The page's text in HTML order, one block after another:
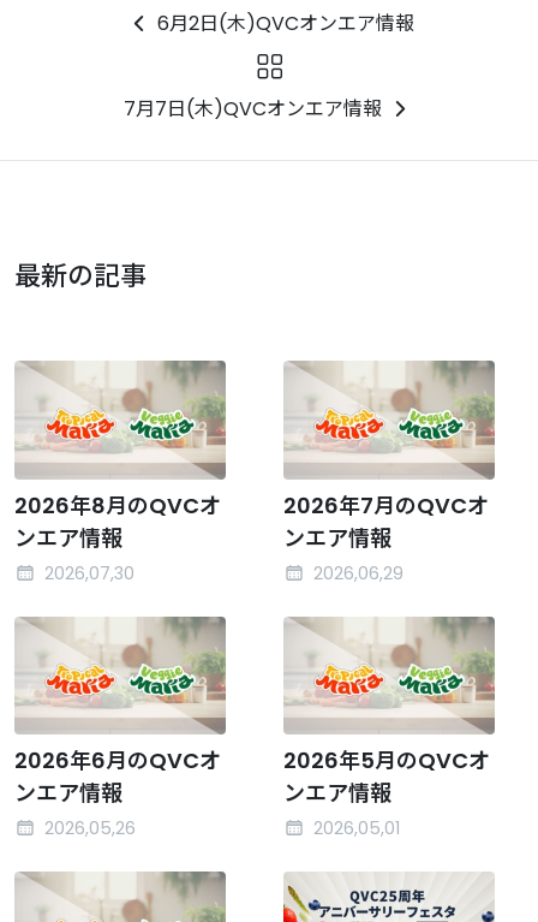
6月2日(木)QVCオンエア情報
7月7日(木)QVCオンエア情報
最新の記事
2026年8月のQVCオ
ンエア情報
2026,07,30
2026年7月のQVCオ
ンエア情報
2026,06,29
2026年6月のQVCオ
ンエア情報
2026,05,26
2026年5月のQVCオ
ンエア情報
2026,05,01